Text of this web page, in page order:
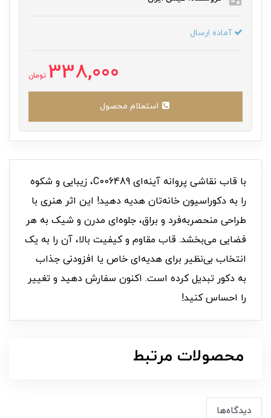
آماده ارسال
338,000 تومان
با قاب نقاشی پروانه آینه‌ای C006489، زیبایی و شکوه
را به دکوراسیون خانه‌تان هدیه دهید! این اثر هنری با
طراحی منحصربه‌فرد و براق، جلوه‌ای مدرن و شیک به هر
فضایی می‌بخشد. قاب مقاوم و کیفیت بالا، آن را به یک
انتخاب بی‌نظیر برای هدیه‌ای خاص یا افزودنی جذاب
به دکور تبدیل کرده است. اکنون سفارش دهید و تغییر
را احساس کنید!
محصولات مرتبط
دیدگاه‌ها